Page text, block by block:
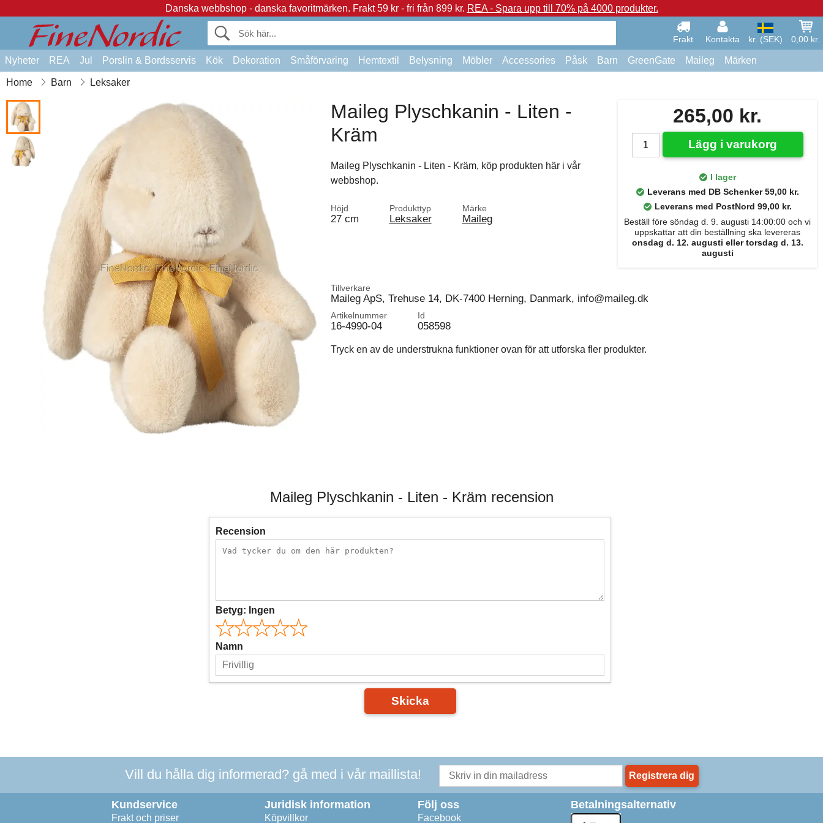
Danska webbshop - danska favoritmärken. Frakt 59 kr - fri från 899 kr. REA - Spara upp till 70% på 4000 produkter.
Frakt Kontakta kr. (SEK) 0,00 kr.
Nyheter REA Jul Porslin & Bordsservis Kök Dekoration Småförvaring Hemtextil Belysning Möbler Accessories Påsk Barn GreenGate Maileg Märken
Home Barn Leksaker
265,00 kr.
Lägg i varukorg
I lager
Leverans med DB Schenker 59,00 kr.
Leverans med PostNord 99,00 kr.
Beställ före söndag d. 9. augusti 14:00:00 och vi
uppskattar att din beställning ska levereras
onsdag d. 12. augusti eller torsdag d. 13.
augusti
Maileg Plyschkanin - Liten -
Kräm
Maileg Plyschkanin - Liten - Kräm, köp produkten här i vår
webbshop.
Höjd
27 cm
Produkttyp
Leksaker
Märke
Maileg
Tillverkare
Maileg ApS, Trehuse 14, DK-7400 Herning, Danmark, info@maileg.dk
Artikelnummer
16-4990-04
Id
058598
Tryck en av de understrukna funktioner ovan för att utforska fler produkter.
Maileg Plyschkanin - Liten - Kräm recension
Recension
Betyg: Ingen
Namn
Skicka
Vill du hålla dig informerad? gå med i vår maillista! Registrera dig
Kundservice
Frakt och priser
Juridisk information
Köpvillkor
Följ oss
Facebook
Betalningsalternativ